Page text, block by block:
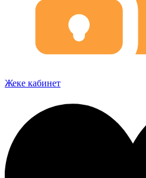
Жеке кабинет